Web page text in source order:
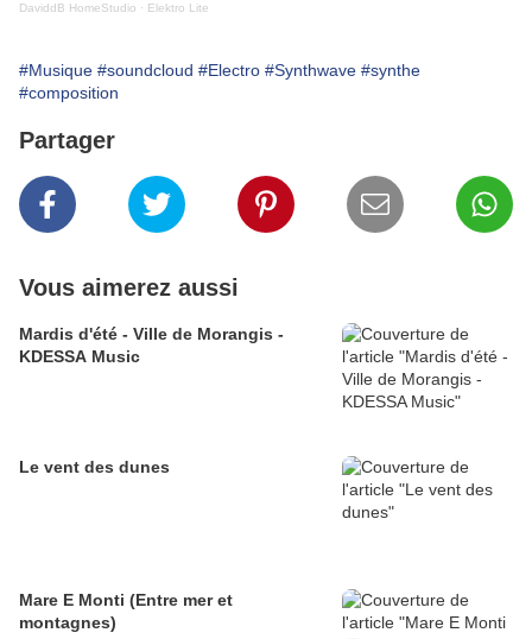
DaviddB HomeStudio · Elektro Lite
#Musique #soundcloud #Electro #Synthwave #synthe
#composition
Partager
Vous aimerez aussi
Mardis d'été - Ville de Morangis -
KDESSA Music
Le vent des dunes
Mare E Monti (Entre mer et
montagnes)